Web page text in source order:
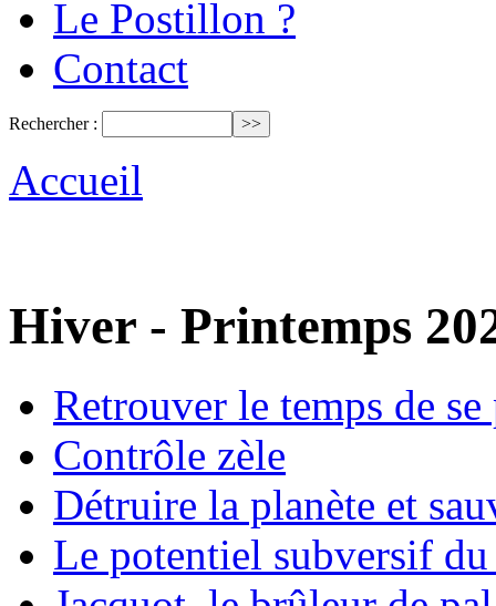
Le Postillon ?
Contact
Rechercher :
Accueil
Hiver - Printemps
Retrouver le temps de se
Contrôle zèle
Détruire la planète et
Le potentiel subversif